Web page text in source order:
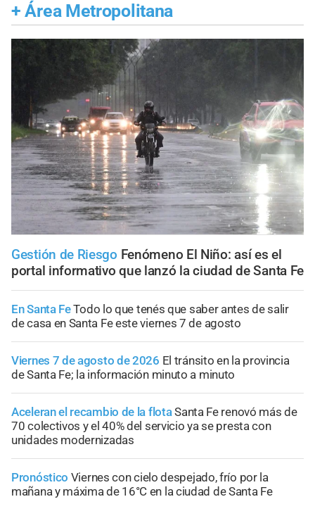
+ Área Metropolitana
Gestión de Riesgo Fenómeno El Niño: así es el
portal informativo que lanzó la ciudad de Santa Fe
En Santa FeTodo lo que tenés que saber antes de salir
de casa en Santa Fe este viernes 7 de agosto
Viernes 7 de agosto de 2026 El tránsito en la provincia
de Santa Fe; la información minuto a minuto
Aceleran el recambio de la flotaSanta Fe renovó más de
70 colectivos y el 40% del servicio ya se presta con
unidades modernizadas
Pronóstico Viernes con cielo despejado, frío por la
mañana y máxima de 16°C en la ciudad de Santa Fe